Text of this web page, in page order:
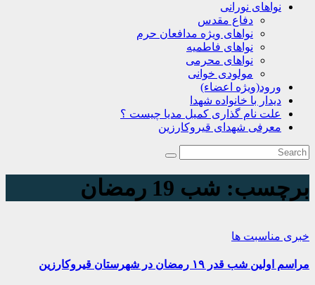
نواهای نورانی
دفاع مقدس
نواهای ویژه مدافعان حرم
نواهای فاطمیه
نواهای محرمی
مولودی خوانی
ورود(ویژه اعضاء)
دیدار با خانواده شهدا
علت نام گذاری کمیل مدیا چیست ؟
معرفی شهدای قیروکارزین
برچسب: شب 19 رمضان
خبری مناسبت ها
مراسم اولین شب قدر ۱۹ رمضان در شهرستان قیروکارزین